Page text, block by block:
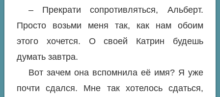
– Прекрати сопротивляться, Альберт.
Просто возьми меня так, как нам обоим
этого хочется. О своей Катрин будешь
думать завтра.
Вот зачем она вспомнила её имя? Я уже
почти сдался. Мне так хотелось сдаться,